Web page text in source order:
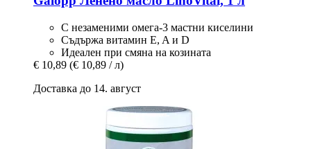
С незаменими омега-3 мастни киселини
Съдържа витамин E, A и D
Идеален при смяна на козината
€ 10,89 (€ 10,89 / л)
Доставка до 14. август